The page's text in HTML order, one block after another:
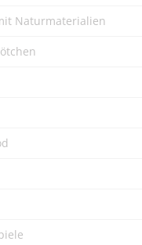
Naturmaterialien